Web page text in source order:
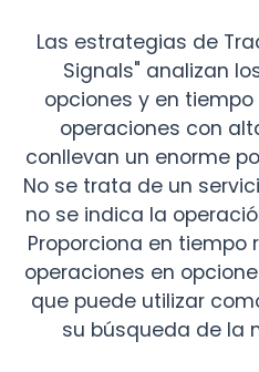
Las estrategias de
Signals" analizan
opciones y en
operaciones con
conllevan un enorme
No se trata de un
no se indica la
Proporciona en tiempo
operaciones en
que puede utilizar
su búsqueda de la